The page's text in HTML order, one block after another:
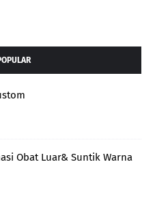
Obat Luar& Suntik Warna